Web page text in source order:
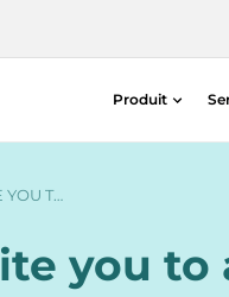
Produit
Médecine
YOU T…
you